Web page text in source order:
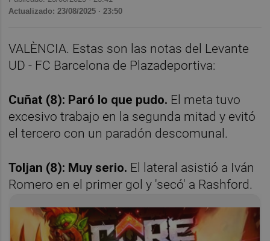
Actualizado: 23/08/2025 · 23:50
VALÈNCIA. Estas son las notas del Levante
UD - FC Barcelona de Plazadeportiva:
Cuñat (8): Paró lo que pudo. El meta tuvo
excesivo trabajo en la segunda mitad y evitó
el tercero con un paradón descomunal.
Toljan (8): Muy serio. El lateral asistió a Iván
Romero en el primer gol y 'secó' a Rashford.